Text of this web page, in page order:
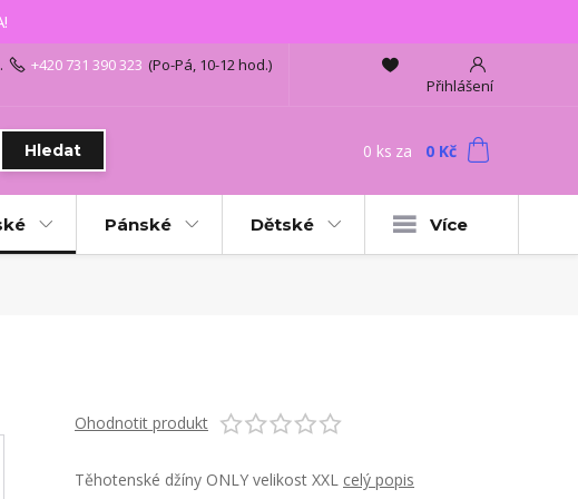
Přihlášení
Hledat
+420 731 390 323 (Po-Pá, 10-12 hod.)
0 ks za 0 Kč
Pánské Dětské Více
Ohodnotit produkt
Těhotenské džíny ONLY velikost XXL celý popis